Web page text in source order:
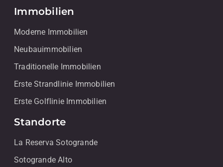
Immobilien
Moderne Immobilien
Neubauimmobilien
Traditionelle Immobilien
Erste Strandlinie Immobilien
Erste Golflinie Immobilien
Standorte
La Reserva Sotogrande
Sotogrande Alto